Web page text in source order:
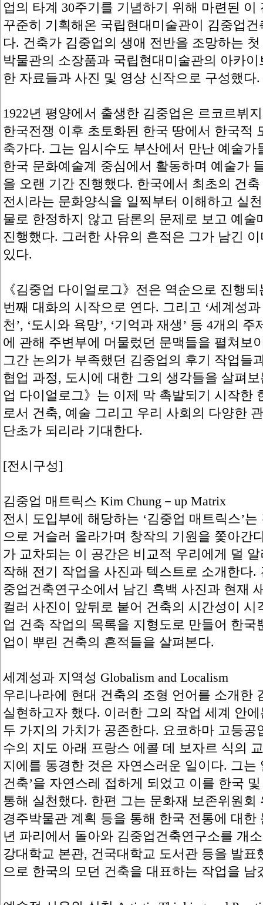
업의 타계 30주기를 기념하기 위해 마련된
꾸준히 기획해온 국립현대미술관이 김중업
다. 건축가 김중업의 생애 전반을 조망하는
박물관의 소장품과 국립현대미술관의 아카
한 자료들과 사진 및 영상 신작으로 구성했다.
1922년 평양에서 출생한 김중업은 르코르뷔
한국전쟁 이후 초토화된 한국 땅에서 한국적
축가다. 그는 임시수도 부산에서 만난 예술
한국 문화예술계 중심에서 활동하며 예술가
을 오랜 기간 진행했다. 한국에서 최초의 건
전시라는 문화양식을 일찍부터 이해하고 실
물로 한정하지 않고 담론의 문제로 보고 예
진행했다. 그러한 사유의 흔적은 그가 남긴
있다.
《김중업 다이얼로그》전은 역순으로 진행
번째 대화의 시작으로 연다. 그리고 ‘세계성
천’, ‘도시와 욕망’, ‘기억과 재생’ 등 4개의
에 관해 주변부에 머물렀던 문맥들을 펼쳐보
그간 논의가 부족했던 김중업의 후기 작업들
협업 과정, 도시에 대한 그의 생각들을 살펴
업 다이얼로그》는 이제 막 촉발되기 시작한
로서 건축, 예술 그리고 우리 사회의 다양한
단초가 되리라 기대한다.
[전시구성]
김중업 매트릭스 Kim Chung－up Matrix
전시 도입부에 해당하는 ‘김중업 매트릭스’
으로 거슬러 올라가며 창작의 기원을 쫓아간
가 교차되는 이 공간은 비교적 우리에게 덜
작해 전기 작업을 사진과 텍스트로 소개한다
중업건축연구소에서 남긴 흑백 사진과 현재
컬러 사진이 앞뒤로 붙어 건축의 시간성이
업 건축 작업의 목록을 지형도로 만들어 한
업이 뿌린 건축의 흔적들을 살펴본다.
세계성과 지역성 Globalism and Localism
우리나라에 현대 건축의 조형 언어를 소개한
실현하고자 했다. 이러한 그의 작업 세계 안에
두 가지의 가치가 공존한다. 요코하마 고등
수의 지도 아래 프랑스 에콜 데 보자르 식의
지에를 동경한 것은 자연스러운 일이다. 그는
건축’을 자연스레 접하게 되었고 이를 한국
통해 실천했다. 한편 그는 문화재 보존위원
경주박물관 계획 등을 통해 한국 전통에 대한
년 파리에서 돌아와 김중업건축연구소를 개
강대학교 본관, 건국대학교 도서관 등을 발
으로 한국의 모던 건축을 대표하는 작업을 남